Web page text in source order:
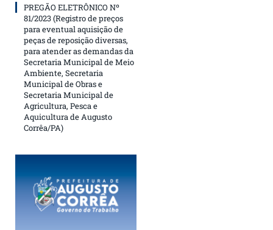
PREGÃO ELETRÔNICO Nº
81/2023 (Registro de preços
para eventual aquisição de
peças de reposição diversas,
para atender as demandas da
Secretaria Municipal de Meio
Ambiente, Secretaria
Municipal de Obras e
Secretaria Municipal de
Agricultura, Pesca e
Aquicultura de Augusto
Corrêa/PA)